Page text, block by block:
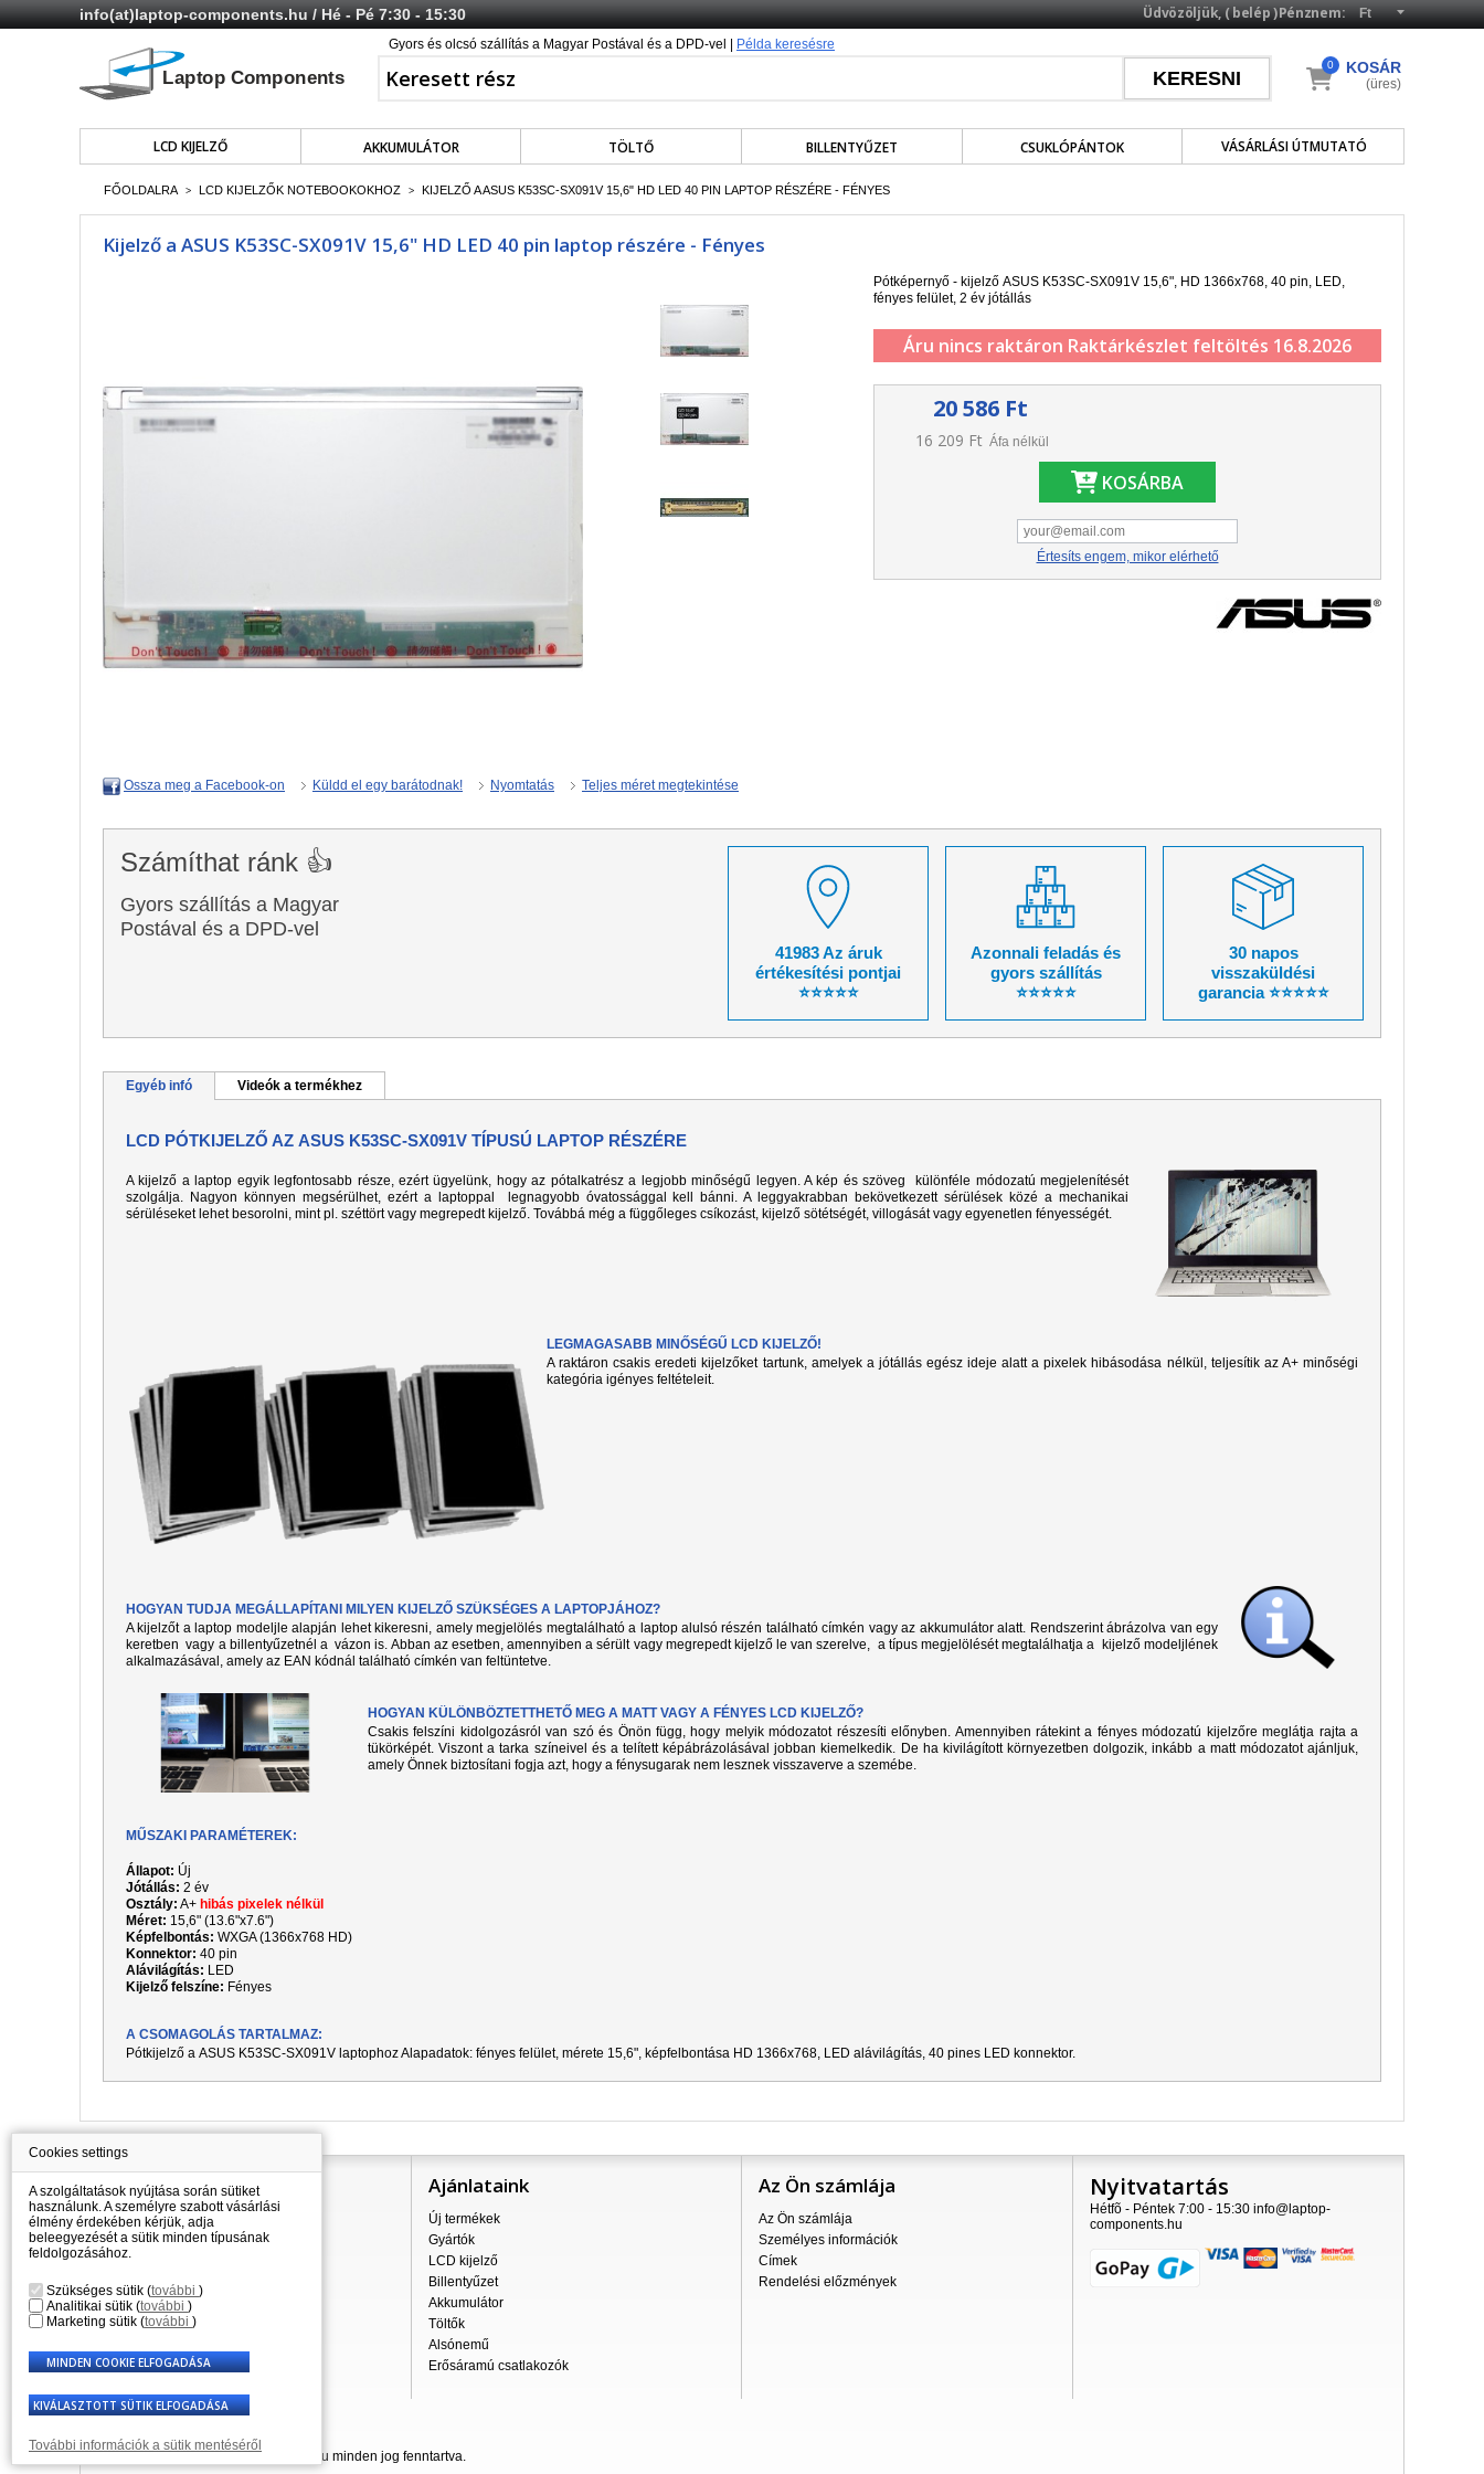
info(at)laptop-components.hu/ Hé - Pé 7:30 - 15:30 Pénznem:
Üdvözöljük, (belép)
Gyors és olcsó szállítás a Magyar Postával és a DPD-vel | Példa keresésre
LCD KIJELZŐ AKKUMULÁTOR TÖLTŐ BILLENTYŰZET CSUKLÓPÁNTOK VÁSÁRLÁSI ÚTMUTATÓ
KOSÁR
0
(üres)
FŐOLDALRA > LCD KIJELZŐK NOTEBOOKOKHOZ > KIJELZŐ A ASUS K53SC-SX091V 15,6" HD LED 40 PIN LAPTOP RÉSZÉRE - FÉNYES
Kijelző a ASUS K53SC-SX091V 15,6" HD LED 40 pin laptop részére - Fényes
Pótképernyő - kijelző ASUS K53SC-SX091V 15,6", HD 1366x768, 40 pin, LED,
fényes felület, 2 év jótállás
Áru nincs raktáron Raktárkészlet feltöltés 16.8.2026
20 586 Ft
16 209 Ft Áfa nélkül
KOSÁRBA
Értesíts engem, mikor elérhető
Ossza meg a Facebook-on Küldd el egy barátodnak! Nyomtatás Teljes méret megtekintése
Számíthat ránk 👍
Gyors szállítás a Magyar
Postával és a DPD-vel
41983 Az áruk
értékesítési pontjai
⭐⭐⭐⭐⭐
Azonnali feladás és
gyors szállítás
⭐⭐⭐⭐⭐
30 napos
visszaküldési
garancia ⭐⭐⭐⭐⭐
Egyéb infó Videók a termékhez
LCD PÓTKIJELZŐ AZ ASUS K53SC-SX091V TÍPUSÚ LAPTOP RÉSZÉRE
A kijelző a laptop egyik legfontosabb része, ezért ügyelünk, hogy az pótalkatrész a legjobb minőségű legyen. A kép és szöveg különféle módozatú megjelenítését
szolgálja. Nagyon könnyen megsérülhet, ezért a laptoppal legnagyobb óvatossággal kell bánni. A leggyakrabban bekövetkezett sérülések közé a mechanikai
sérüléseket lehet besorolni, mint pl. széttört vagy megrepedt kijelző. Továbbá még a függőleges csíkozást, kijelző sötétségét, villogását vagy egyenetlen fényességét.
LEGMAGASABB MINŐSÉGŰ LCD KIJELZŐ!
A raktáron csakis eredeti kijelzőket tartunk, amelyek a jótállás egész ideje alatt a pixelek hibásodása nélkül, teljesítik az A+ minőségi
kategória igényes feltételeit.
HOGYAN TUDJA MEGÁLLAPÍTANI MILYEN KIJELZŐ SZÜKSÉGES A LAPTOPJÁHOZ?
A kijelzőt a laptop modeljle alapján lehet kikeresni, amely megjelölés megtalálható a laptop alulsó részén található címkén vagy az akkumulátor alatt. Rendszerint ábrázolva van egy
keretben vagy a billentyűzetnél a vázon is. Abban az esetben, amennyiben a sérült vagy megrepedt kijelző le van szerelve, a típus megjelölését megtalálhatja a kijelző modeljlének
alkalmazásával, amely az EAN kódnál található címkén van feltüntetve.
HOGYAN KÜLÖNBÖZTETTHETŐ MEG A MATT VAGY A FÉNYES LCD KIJELZŐ?
Csakis felszíni kidolgozásról van szó és Önön függ, hogy melyik módozatot részesíti előnyben. Amennyiben rátekint a fényes módozatú kijelzőre meglátja rajta a
tükörképét. Viszont a tarka színeivel és a telített képábrázolásával jobban kiemelkedik. De ha kivilágított környezetben dolgozik, inkább a matt módozatot ajánljuk,
amely Önnek biztosítani fogja azt, hogy a fénysugarak nem lesznek visszaverve a szemébe.
MŰSZAKI PARAMÉTEREK:
Állapot: Új
Jótállás: 2 év
Osztály: A+ hibás pixelek nélkül
Méret: 15,6" (13.6"x7.6")
Képfelbontás: WXGA (1366x768 HD)
Konnektor: 40 pin
Alávilágítás: LED
Kijelző felszíne: Fényes
A CSOMAGOLÁS TARTALMAZ:
Pótkijelző a ASUS K53SC-SX091V laptophoz Alapadatok: fényes felület, mérete 15,6", képfelbontása HD 1366x768, LED alávilágítás, 40 pines LED konnektor.
Információ
Mindent a vásárlásról
A szállítás árai
Nagykereskedés
Reklamációs szabályzat
Üzleti feltételek
A személyes adatok feldolgozása
Ajánlataink
Új termékek
Gyártók
LCD kijelző
Billentyűzet
Akkumulátor
Töltők
Alsónemű
Erősáramú csatlakozók
Az Ön számlája
Az Ön számlája
Személyes információk
Címek
Rendelési előzmények
Nyitvatartás
Hétfõ - Péntek 7:00 - 15:30 info@laptop-
components.hu
© 2007 - 2026 Laptop-Components.hu minden jog fenntartva.
Cookies settings
A szolgáltatások nyújtása során sütiket
használunk. A személyre szabott vásárlási
élmény érdekében kérjük, adja
beleegyezését a sütik minden típusának
feldolgozásához.
Szükséges sütik (további )
Analitikai sütik (további )
Marketing sütik (további )
További információk a sütik mentéséről